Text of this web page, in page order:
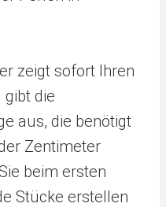
zeigt sofort Ihren
die
aus, die benötigt
Zentimeter
beim ersten
Stücke erstellen